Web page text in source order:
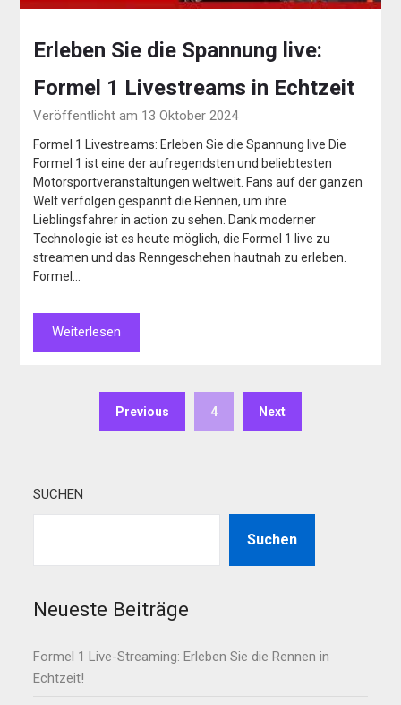
Erleben Sie die Spannung live:
Formel 1 Livestreams in Echtzeit
Veröffentlicht am 13 Oktober 2024
Formel 1 Livestreams: Erleben Sie die Spannung live Die
Formel 1 ist eine der aufregendsten und beliebtesten
Motorsportveranstaltungen weltweit. Fans auf der ganzen
Welt verfolgen gespannt die Rennen, um ihre
Lieblingsfahrer in action zu sehen. Dank moderner
Technologie ist es heute möglich, die Formel 1 live zu
streamen und das Renngeschehen hautnah zu erleben.
Formel…
Weiterlesen
Previous 4 Next
SUCHEN
Suchen
Neueste Beiträge
Formel 1 Live-Streaming: Erleben Sie die Rennen in
Echtzeit!